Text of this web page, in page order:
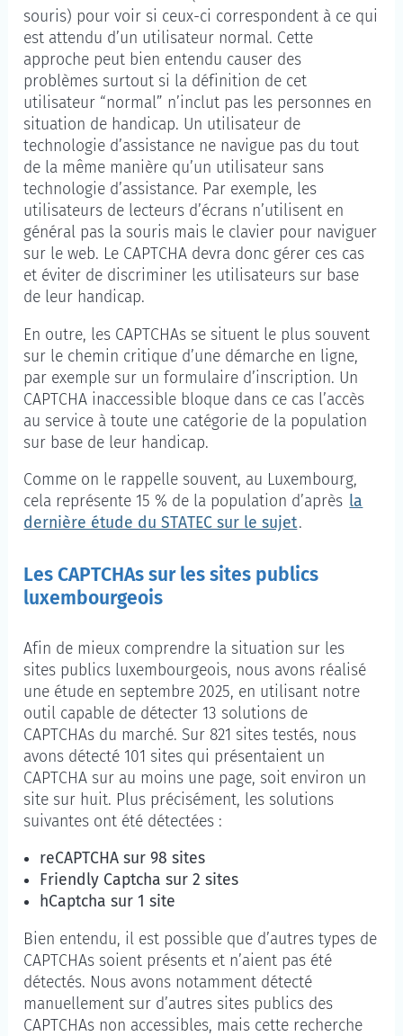
souris) pour voir si ceux-ci correspondent à ce qui
est attendu d’un utilisateur normal. Cette
approche peut bien entendu causer des
problèmes surtout si la définition de cet
utilisateur “normal” n’inclut pas les personnes en
situation de handicap. Un utilisateur de
technologie d’assistance ne navigue pas du tout
de la même manière qu’un utilisateur sans
technologie d’assistance. Par exemple, les
utilisateurs de lecteurs d’écrans n’utilisent en
général pas la souris mais le clavier pour naviguer
sur le web. Le CAPTCHA devra donc gérer ces cas
et éviter de discriminer les utilisateurs sur base
de leur handicap.
En outre, les CAPTCHAs se situent le plus souvent
sur le chemin critique d’une démarche en ligne,
par exemple sur un formulaire d’inscription. Un
CAPTCHA inaccessible bloque dans ce cas l’accès
au service à toute une catégorie de la population
sur base de leur handicap.
Comme on le rappelle souvent, au Luxembourg,
cela représente 15 % de la population d’après la
dernière étude du STATEC sur le sujet.
Les CAPTCHAs sur les sites publics
luxembourgeois
Afin de mieux comprendre la situation sur les
sites publics luxembourgeois, nous avons réalisé
une étude en septembre 2025, en utilisant notre
outil capable de détecter 13 solutions de
CAPTCHAs du marché. Sur 821 sites testés, nous
avons détecté 101 sites qui présentaient un
CAPTCHA sur au moins une page, soit environ un
site sur huit. Plus précisément, les solutions
suivantes ont été détectées :
reCAPTCHA sur 98 sites
Friendly Captcha sur 2 sites
hCaptcha sur 1 site
Bien entendu, il est possible que d’autres types de
CAPTCHAs soient présents et n’aient pas été
détectés. Nous avons notamment détecté
manuellement sur d’autres sites publics des
CAPTCHAs non accessibles, mais cette recherche